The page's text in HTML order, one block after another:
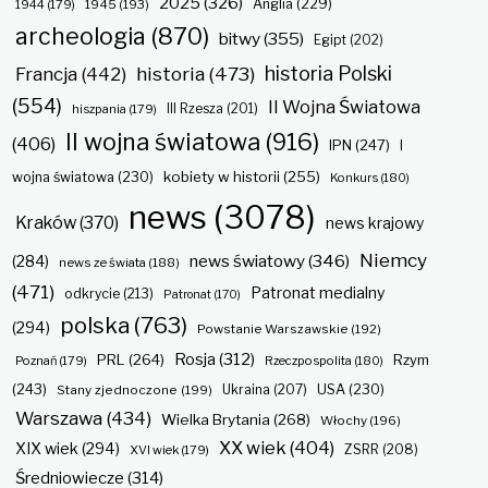
1944(179) 1945 (193) Anglia (229)
archeologia (870) bitwy(355) Egipt(202)
Francja(442) historia(473) historia Polski
(554)
hiszpania (179) III Rzesza (201)
II Wojna Światowa
(406) II wojna światowa (916) IPN (247)
wojna światowa (230) kobiety w historii (255) Konkurs(180)
Kraków(370) news (3078) news krajowy
(284) news ze świata (188) news światowy(346) Niemcy
(471)
odkrycie(213) Patronat(170)
Patronat medialny
(294)
polska (763) Powstanie Warszawskie (192)
Poznań(179) PRL (264) Rosja (312) Rzeczpospolita (180)
Rzym
(243)
Stany zjednoczone (199) Ukraina (207) USA(230)
Warszawa(434) Wielka Brytania (268) Włochy(196)
XIX wiek (294) XVI wiek(179) XX wiek (404) ZSRR (208)
Średniowiecze (314)